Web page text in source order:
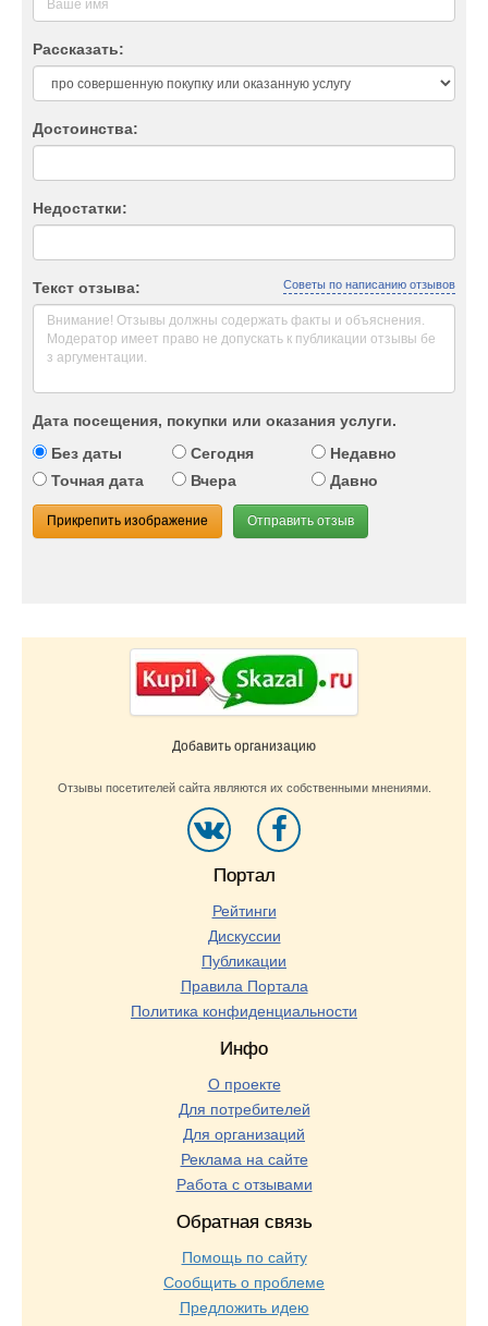
Рассказать:
Достоинства:
Недостатки:
Текст отзыва: Советы по написанию отзывов
Дата посещения, покупки или оказания услуги.
Без даты
Сегодня
Недавно
Точная дата
Вчера Давно
Прикрепить изображение Отправить отзыв
Добавить организацию
Отзывы посетителей сайта являются их собственными мнениями.
Портал
Рейтинги
Дискуссии
Публикации
Правила Портала
Политика конфиденциальности
Инфо
О проекте
Для потребителей
Для организаций
Реклама на сайте
Работа с отзывами
Обратная связь
Помощь по сайту
Сообщить о проблеме
Предложить идею